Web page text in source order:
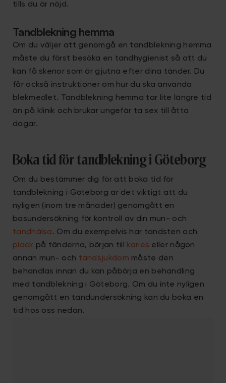
tills du är nöjd.
Tandblekning hemma
Om du väljer att genomgå en tandblekning hemma
måste du först besöka en tandhygienist så att du
kan få skenor som är gjutna efter dina tänder. Du
får också instruktioner om hur du ska använda
blekmedlet. Tandblekning hemma tar lite längre tid
än på klinik och brukar ungefär ta sex till åtta
dagar.
Boka tid för tandblekning i Göteborg
Om du bestämmer dig för att boka tid för
tandblekning i Göteborg är det viktigt att du
nyligen (inom tre månader) genomgått en
basundersökning för kontroll av din mun- och
tandhälsa. Om du exempelvis har tandsten och
plack på tänderna, början till karies eller någon
annan mun- och tandsjukdom måste den
behandlas innan du kan påbörja en behandling
med tandblekning i Göteborg. Om du inte nyligen
genomgått en tandundersökning kan du boka en
tid hos oss nedan.